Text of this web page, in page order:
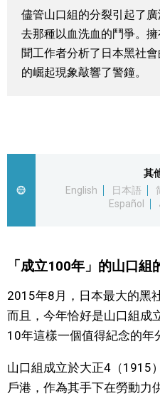
視覺日本
臺灣香港
社會
財經
文化
科學技術
儘管山口組的分裂引起了
去那種以血洗血的鬥爭。
聞工作者分析了日本黑社
的崛起現象敲響了警鐘。
其
English
日本語
Español
「成立100年」的山口組
2015年8月，日本最大的黑
而且，今年恰好是山口組成
10年這樣一個值得紀念的年
山口組成立於大正4（1915
戶港，作為其手下在勞動力